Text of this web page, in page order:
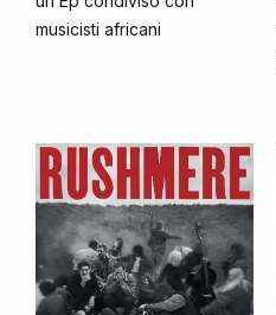
musicisti africani